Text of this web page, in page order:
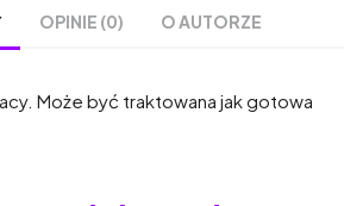
OPINIE (0) O AUTORZE
Może być traktowana jak gotowa